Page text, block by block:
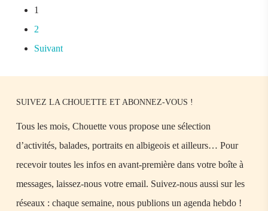
1
2
Suivant
SUIVEZ LA CHOUETTE ET ABONNEZ-VOUS !
Tous les mois, Chouette vous propose une sélection
d’activités, balades, portraits en albigeois et ailleurs… Pour
recevoir toutes les infos en avant-première dans votre boîte à
messages, laissez-nous votre email. Suivez-nous aussi sur les
réseaux : chaque semaine, nous publions un agenda hebdo !